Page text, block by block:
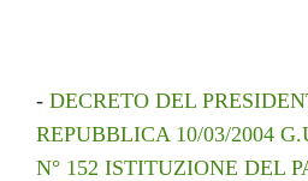
- DECRETO DEL
REPUBBLICA 10/03/2004
N° 152 ISTITUZIONE DEL